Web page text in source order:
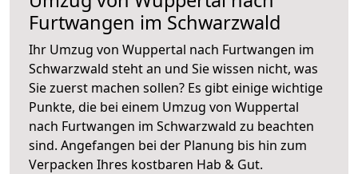
Furtwangen im Schwarzwald
Ihr Umzug von Wuppertal nach Furtwangen im
Schwarzwald steht an und Sie wissen nicht, was
Sie zuerst machen sollen? Es gibt einige wichtige
Punkte, die bei einem Umzug von Wuppertal
nach Furtwangen im Schwarzwald zu beachten
sind. Angefangen bei der Planung bis hin zum
Verpacken Ihres kostbaren Hab & Gut.